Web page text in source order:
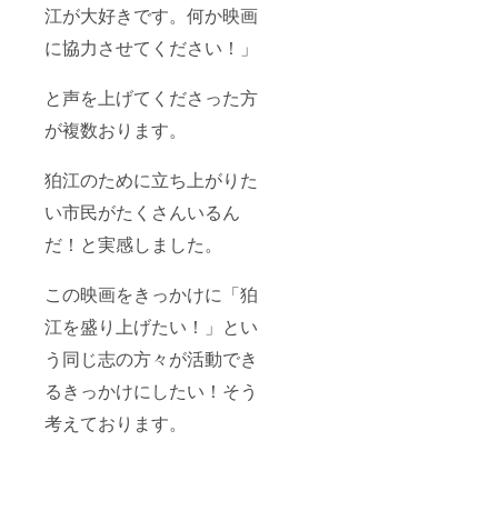
江が大好きです。何か映画
に協力させてください！」
と声を上げてくださった方
が複数おります。
狛江のために立ち上がりた
い市民がたくさんいるん
だ！と実感しました。
この映画をきっかけに「狛
江を盛り上げたい！」とい
う同じ志の方々が活動でき
るきっかけにしたい！そう
考えております。